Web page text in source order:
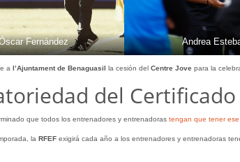
Fernández Andrea
a l’Ajuntament de Benaguasil la cesión delCentre Jovepara la
del Certificado
que todos los entrenadores y entrenadoras tengan que tener
la RFEFexigirá cada año a los entrenadores y entrenadoras